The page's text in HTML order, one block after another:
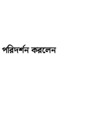
করলেন